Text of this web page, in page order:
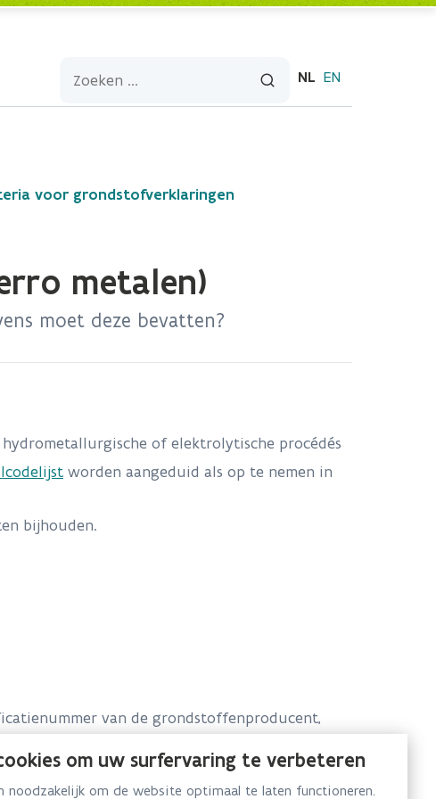
NL EN
voor grondstofverklaringen
metalen)
moet deze bevatten?
of elektrolytische procédés
worden aangeduid als op te nemen in
bijhouden.
van de grondstoffenproducent,
btw-nummer;
ander gebruik in een ingedeelde inrichting;
om uw surfervaring te verbeteren
noodzakelijk om de website optimaal te laten functioneren.